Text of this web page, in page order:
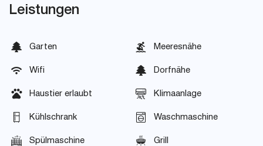
Leistungen
Garten Meeresnähe
Wifi Dorfnähe
Haustier erlaubt Klimaanlage
Kühlschrank Waschmaschine
Spülmaschine Grill